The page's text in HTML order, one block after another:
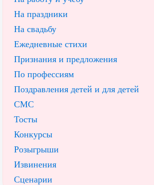
На праздники
На свадьбу
Ежедневные стихи
Признания и предложения
По профессиям
Поздравления детей и для детей
СМС
Тосты
Конкурсы
Розыгрыши
Извинения
Сценарии